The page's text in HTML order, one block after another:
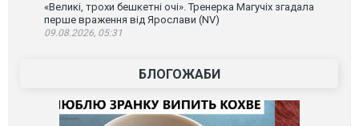
«Великі, трохи бешкетні очі». Тренерка Магучіх згадала
перше враження від Ярослави (NV)
09.08.2026, 05:31
БЛОГОЖАБИ